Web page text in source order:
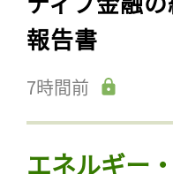
報告書
7時間前
エネルギー